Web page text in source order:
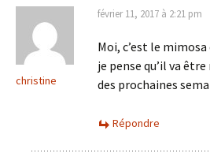
christine
février 11, 2017 à 2:21 pm
Moi, c’est le
je pense qu’il va
des prochaines
Répondre